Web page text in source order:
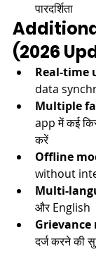
पारदर्शिता​
(2026
Real-time
data
Multiple
app में कई
करें
Offline
without
Multi-
और English​
दर्ज करने की